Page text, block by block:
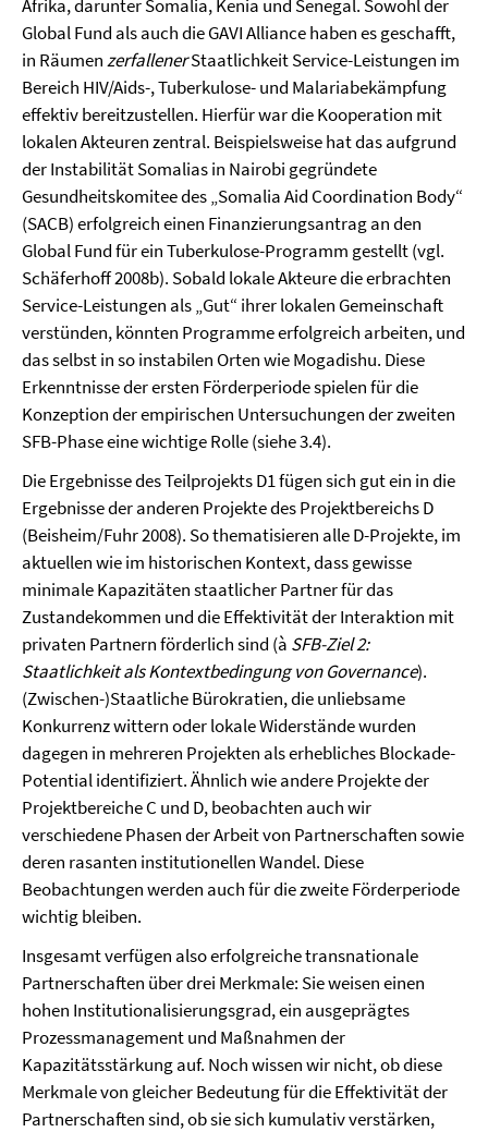
Afrika, darunter Somalia, Kenia und Senegal. Sowohl der
Global Fund als auch die GAVI Alliance haben es geschafft,
in RäumenzerfallenerStaatlichkeit Service-Leistungen im
Bereich HIV/Aids-, Tuberkulose- und Malariabekämpfung
effektiv bereitzustellen. Hierfür war die Kooperation mit
lokalen Akteuren zentral. Beispielsweise hat das aufgrund
der Instabilität Somalias in Nairobi gegründete
Gesundheitskomitee des „Somalia Aid Coordination Body“
(SACB) erfolgreich einen Finanzierungsantrag an den
Global Fund für ein Tuberkulose-Programm gestellt (vgl.
Schäferhoff 2008b). Sobald lokale Akteure die erbrachten
Service-Leistungen als „Gut“ ihrer lokalen Gemeinschaft
verstünden, könnten Programme erfolgreich arbeiten, und
das selbst in so instabilen Orten wie Mogadishu. Diese
Erkenntnisse der ersten Förderperiode spielen für die
Konzeption der empirischen Untersuchungen der zweiten
SFB-Phase eine wichtige Rolle (siehe 3.4).
Die Ergebnisse des Teilprojekts D1 fügen sich gut ein in die
Ergebnisse der anderen Projekte des Projektbereichs D
(Beisheim/Fuhr 2008). So thematisieren alle D-Projekte, im
aktuellen wie im historischen Kontext, dass gewisse
minimale Kapazitäten staatlicher Partner für das
Zustandekommen und die Effektivität der Interaktion mit
privaten Partnern förderlich sind (à SFB-Ziel 2:
Staatlichkeit als Kontextbedingung von Governance).
(Zwischen-)Staatliche Bürokratien, die unliebsame
Konkurrenz wittern oder lokale Widerstände wurden
dagegen in mehreren Projekten als erhebliches Blockade-
Potential identifiziert. Ähnlich wie andere Projekte der
Projektbereiche C und D, beobachten auch wir
verschiedene Phasen der Arbeit von Partnerschaften sowie
deren rasanten institutionellen Wandel. Diese
Beobachtungen werden auch für die zweite Förderperiode
wichtig bleiben.
Insgesamt verfügen also erfolgreiche transnationale
Partnerschaften über drei Merkmale: Sie weisen einen
hohen Institutionalisierungsgrad, ein ausgeprägtes
Prozessmanagement und Maßnahmen der
Kapazitätsstärkung auf. Noch wissen wir nicht, ob diese
Merkmale von gleicher Bedeutung für die Effektivität der
Partnerschaften sind, ob sie sich kumulativ verstärken,